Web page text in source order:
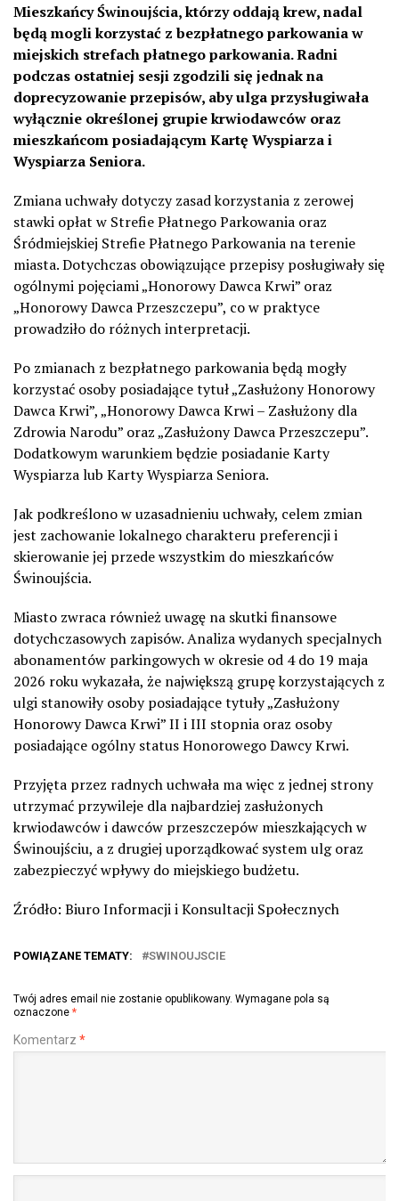
Mieszkańcy Świnoujścia, którzy oddają krew, nadal
będą mogli korzystać z bezpłatnego parkowania w
miejskich strefach płatnego parkowania. Radni
podczas ostatniej sesji zgodzili się jednak na
doprecyzowanie przepisów, aby ulga przysługiwała
wyłącznie określonej grupie krwiodawców oraz
mieszkańcom posiadającym Kartę Wyspiarza i
Wyspiarza Seniora.
Zmiana uchwały dotyczy zasad korzystania z zerowej
stawki opłat w Strefie Płatnego Parkowania oraz
Śródmiejskiej Strefie Płatnego Parkowania na terenie
miasta. Dotychczas obowiązujące przepisy posługiwały się
ogólnymi pojęciami „Honorowy Dawca Krwi” oraz
„Honorowy Dawca Przeszczepu”, co w praktyce
prowadziło do różnych interpretacji.
Po zmianach z bezpłatnego parkowania będą mogły
korzystać osoby posiadające tytuł „Zasłużony Honorowy
Dawca Krwi”, „Honorowy Dawca Krwi – Zasłużony dla
Zdrowia Narodu” oraz „Zasłużony Dawca Przeszczepu”.
Dodatkowym warunkiem będzie posiadanie Karty
Wyspiarza lub Karty Wyspiarza Seniora.
Jak podkreślono w uzasadnieniu uchwały, celem zmian
jest zachowanie lokalnego charakteru preferencji i
skierowanie jej przede wszystkim do mieszkańców
Świnoujścia.
Miasto zwraca również uwagę na skutki finansowe
dotychczasowych zapisów. Analiza wydanych specjalnych
abonamentów parkingowych w okresie od 4 do 19 maja
2026 roku wykazała, że największą grupę korzystających z
ulgi stanowiły osoby posiadające tytuły „Zasłużony
Honorowy Dawca Krwi” II i III stopnia oraz osoby
posiadające ogólny status Honorowego Dawcy Krwi.
Przyjęta przez radnych uchwała ma więc z jednej strony
utrzymać przywileje dla najbardziej zasłużonych
krwiodawców i dawców przeszczepów mieszkających w
Świnoujściu, a z drugiej uporządkować system ulg oraz
zabezpieczyć wpływy do miejskiego budżetu.
Źródło: Biuro Informacji i Konsultacji Społecznych
POWIĄZANE TEMATY: SWINOUJSCIE
Twój adres email nie zostanie opublikowany. Wymagane pola są
oznaczone *
Komentarz *